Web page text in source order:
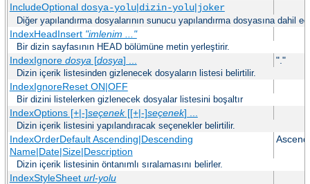
IncludeOptional dosya-yolu|dizin-yolu|joker
Diğer yapılandırma dosyalarının sunucu yapılandırma dosyasına dahil
IndexHeadInsert "imlenim ..."
Bir dizin sayfasının HEAD bölümüne metin yerleştirir.
IndexIgnore dosya [dosya] ... "."
Dizin içerik listesinden gizlenecek dosyaların listesi belirtilir.
IndexIgnoreReset ON|OFF
Bir dizini listelerken gizlenecek dosyalar listesini boşaltır
IndexOptions [+|-]seçenek[[+|-]seçenek] ...
Dizin içerik listesini yapılandıracak seçenekler belirtilir.
IndexOrderDefault Ascending|Descending
Name|Date|Size|Description
Dizin içerik listesinin öntanımlı sıralamasını belirler.
IndexStyleSheet url-yolu